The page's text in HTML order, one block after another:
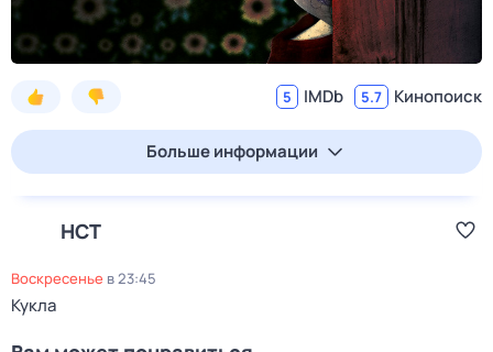
5 IMDb 5.7 Кинопоиск
Больше информации
НСТ
воскресенье в23:45
Кукла